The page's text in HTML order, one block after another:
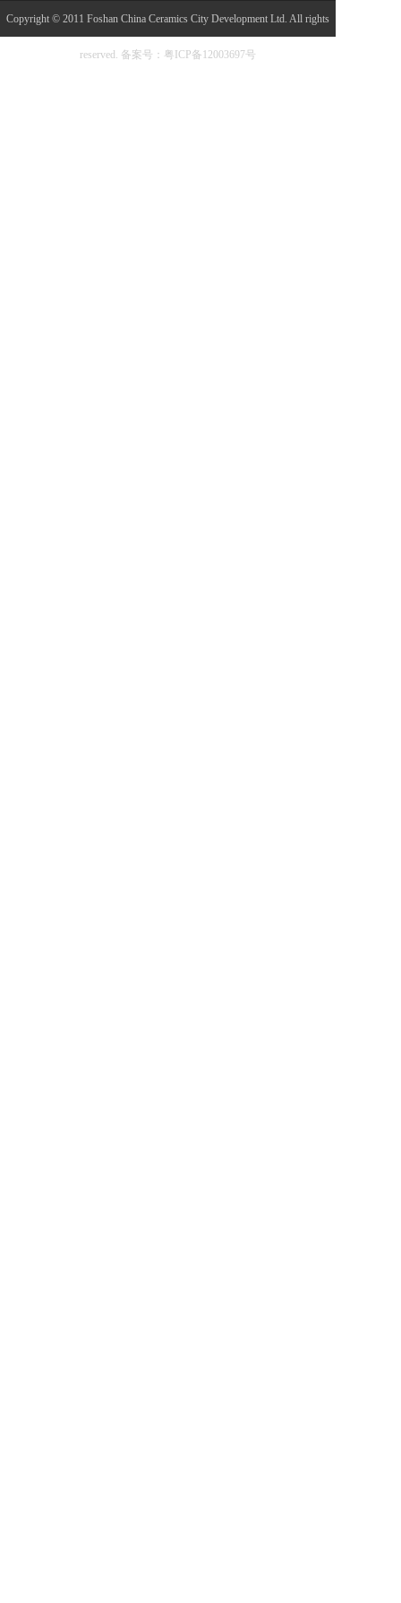
Copyright © 2011 Foshan China Ceramics City Development Ltd. All rights
reserved. 备案号：粤ICP备12003697号